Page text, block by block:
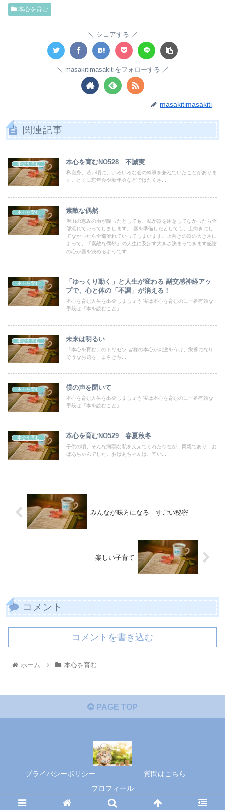
本心を育む
シェアする
masakitimasakitiをフォローする
masakitimasakiti
関連記事
本心を育む 本心を育むNO528 不誠実
私自身、若い頃に、いろいろな会の幹事を兼ねていたことがありま
す。とくに忘年会や新年会などではたくさ...
本心を育む 素敵な偶然
沢山の恵みの雨が降ったとしても、私が器を用意してなかったら全
部流れていってしまします。 器を準備したとしても、上向きにし
てなかったら全部流れていってしまいます。上向きの器の大きさに
よって、『素敵な偶然』の人生に及ぼす大きさ決まってきます感謝
の心が器を決めるようです
本心を育む
「ゆっくり動く」と人生が変わる 副交感神経アッ
プで、心と体の「不調」が消える！
本心を育む人生を出発しましょう 実は本心を育むのに一番有効な
手段は『本を読むこと』...
本心を育む 未来は明るい
「本心を育む」のトリセツ 皆様の本心が刺激をうけ、栄養になり
そうなお題を、まさきち...
本心を育む 僕の声を聞いて
本心を育む人生を出発しましょう 実は本心を育むのに一番有効な
手段は『本を読むこと』...
本心を育む 本心を育むNO529 春夏秋冬
子供の頃、そんな病弱な私を支えてくれた存在が、両親であり、お
ばあちゃんでした。おばあちゃんは、辛い...
みんなが味方になる すごい秘密
楽しい子育て
コメント
コメントを書き込む
ホーム 本心を育む
PAGE TOP
プライバシーポリシー
質問はこちら
プロフィール
© 2020 本心を育む.